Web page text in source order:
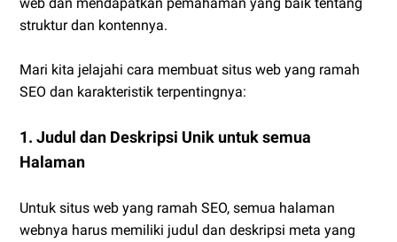
struktur dan kontennya.
Mari kita jelajahi cara membuat situs web yang ramah
SEO dan karakteristik terpentingnya:
1. Judul dan Deskripsi Unik untuk semua
Halaman
Untuk situs web yang ramah SEO, semua halaman
webnya harus memiliki judul dan deskripsi meta yang